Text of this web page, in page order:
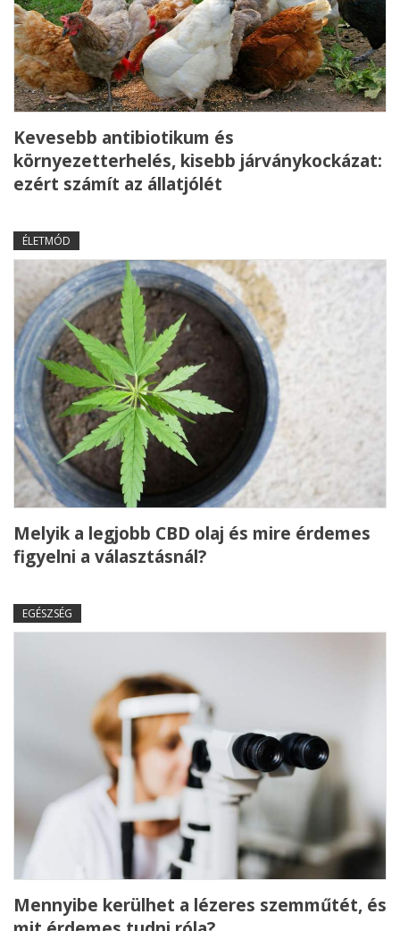
Kevesebb antibiotikum és
környezetterhelés, kisebb járványkockázat:
ezért számít az állatjólét
ÉLETMÓD
Melyik a legjobb CBD olaj és mire érdemes
figyelni a választásnál?
EGÉSZSÉG
Mennyibe kerülhet a lézeres szemműtét, és